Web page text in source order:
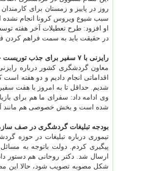
روز در پاییز و زمستان برای
سبب شیوع ویروس کرونا انجام نشده
او افزود: طرح تعطیلات آخر هفته
در حقیقت باید به سمت فراهم
رایزنی با ۷ سفیر برای جذب توریست خارجی
معاون گردشگری کشور درباره
اقداماتی انجام دادیم و دو هفته
شدیم. حداقل تا به امروز با هفت
وی ادامه داد: سفرای ما هم برای
شده است و بخش خصوصی هم مانند
بودجه تبلیغات گردشگری در صف
تیموری درباره تبلیغات در حوزه
پیگیری کردم. دولت باتوجه به
ارسال شد. دکتر روحانی هم دستور
شکل مصوبه تصویب شود، حالا این